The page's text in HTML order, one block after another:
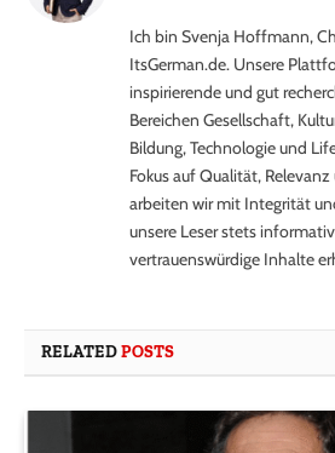
Ich bin Svenja Hoffmann,
ItsGerman.de. Unsere
inspirierende und gut
Bereichen Gesellschaft,
Bildung, Technologie und
Fokus auf Qualität,
arbeiten wir mit Integrität
unsere Leser stets
vertrauenswürdige Inhalte
RELATEDPOSTS